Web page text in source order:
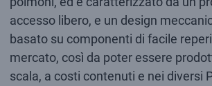
accesso libero, e un design
basato su componenti di facile
mercato, così da poter essere
scala, a costi contenuti e nei diversi